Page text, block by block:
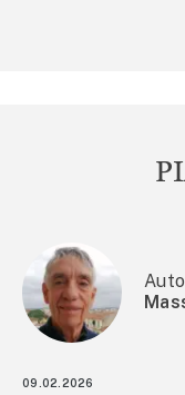
09.02.2026